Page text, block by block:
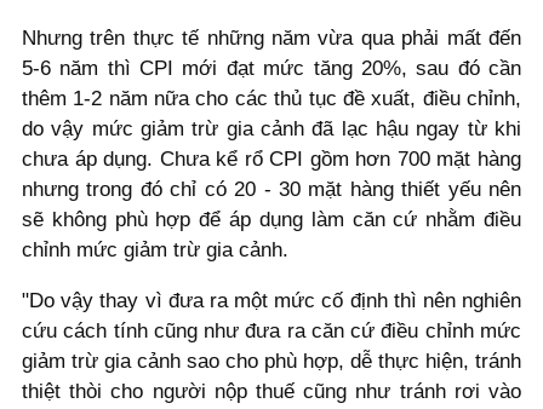
Nhưng trên thực tế những năm vừa qua phải mất đến
5-6 năm thì CPI mới đạt mức tăng 20%, sau đó cần
thêm 1-2 năm nữa cho các thủ tục đề xuất, điều chỉnh,
do vậy mức giảm trừ gia cảnh đã lạc hậu ngay từ khi
chưa áp dụng. Chưa kể rổ CPI gồm hơn 700 mặt hàng
nhưng trong đó chỉ có 20 - 30 mặt hàng thiết yếu nên
sẽ không phù hợp để áp dụng làm căn cứ nhằm điều
chỉnh mức giảm trừ gia cảnh.
"Do vậy thay vì đưa ra một mức cố định thì nên nghiên
cứu cách tính cũng như đưa ra căn cứ điều chỉnh mức
giảm trừ gia cảnh sao cho phù hợp, dễ thực hiện, tránh
thiệt thòi cho người nộp thuế cũng như tránh rơi vào